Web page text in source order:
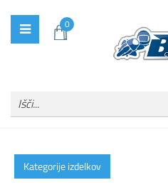
0
Kategorije izdelkov